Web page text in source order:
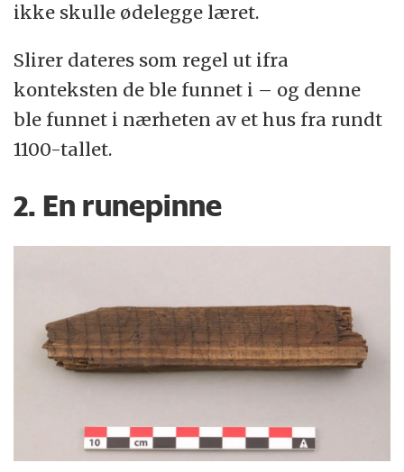
ikke skulle ødelegge læret.
Slirer dateres som regel ut ifra
konteksten de ble funnet i – og denne
ble funnet i nærheten av et hus fra rundt
1100-tallet.
2. En runepinne